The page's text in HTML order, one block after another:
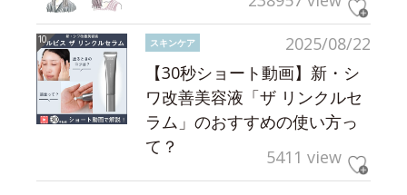
2025/08/22
スキンケア
【30秒ショート動画】新・シ
ワ改善美容液「ザ リンクルセ
ラム」のおすすめの使い方っ
て？
5411 view